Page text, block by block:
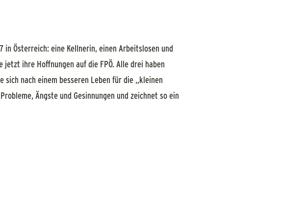
in Österreich: eine Kellnerin, einen Arbeitslosen und
ihre Hoffnungen auf die FPÖ. Alle drei haben
sich nach einem besseren Leben für die „kleinen
Ängste und Gesinnungen und zeichnet so ein